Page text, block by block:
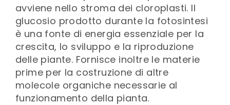
avviene nello stroma dei cloroplasti. Il
glucosio prodotto durante la fotosintesi
è una fonte di energia essenziale per la
crescita, lo sviluppo e la riproduzione
delle piante. Fornisce inoltre le materie
prime per la costruzione di altre
molecole organiche necessarie al
funzionamento della pianta.